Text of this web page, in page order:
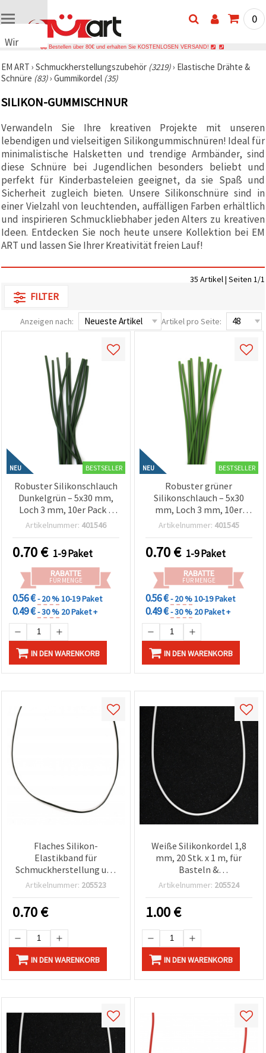
Wir
Cookies
🍪 Wir
Cookies
ähnliche
Technologien,
um das
ordnungsgemäße
Funktionieren
der Website
sicherzustellen,
Ihr
Nutzungserlebnis
zu
verbessern
und, mit
Ihrer
Einwilligung,
Datenverkehr
sowie
relevantere
Werbung
anzuzeigen,
ablehnen
oder Ihre
Auswahl in
Einstellungen
individuell
festlegen.
Einwilligung
können Sie
jederzeit
ändern
widerrufen.
Impressum
Datenschutzerklärung
Cookie-
Richtlinie
Alle
akzeptieren
Einstellungen
0
Bestellen über 80€ und erhalten Sie KOSTENLOSEN VERSAND!
EM ART › Schmuckherstellungszubehör (3219)› Elastische Drähte &
Schnüre (83)› Gummikordel (35)
SILIKON-GUMMISCHNUR
Verwandeln Sie Ihre kreativen Projekte mit unseren
lebendigen und vielseitigen Silikongummischnüren! Ideal für
minimalistische Halsketten und trendige Armbänder, sind
diese Schnüre bei Jugendlichen besonders beliebt und
perfekt für Kinderbasteleien geeignet, da sie Spaß und
Sicherheit zugleich bieten. Unsere Silikonschnüre sind in
einer Vielzahl von leuchtenden, auffälligen Farben erhältlich
und inspirieren Schmuckliebhaber jeden Alters zu kreativen
Ideen. Entdecken Sie noch heute unsere Kollektion bei EM
ART und lassen Sie Ihrer Kreativität freien Lauf!
35 Artikel | Seiten 1/1
FILTER
Anzeigen nach: Artikel pro Seite:
NEU BESTSELLER
Robuster Silikonschlauch
Dunkelgrün – 5x30 mm,
Loch 3 mm, 10er Pack –
ideal für Schmuck
kreative Bastelprojekte
Artikelnummer: 401546
0.70€ 1-9 Paket
RABATTE
FÜR MENGE
0.56 €- 20 %10-19 Paket
0.49 €- 30 % 20 Paket +
IN DEN WARENKORB
NEU BESTSELLER
Robuster grüner
Silikonschlauch – 5x30
mm, Loch 3 mm, 10er
Pack – ideal für Schmuck
Bastelarbeiten
Artikelnummer: 401545
0.70€ 1-9 Paket
RABATTE
FÜR MENGE
0.56 €- 20 %10-19 Paket
0.49 €- 30 % 20 Paket +
IN DEN WARENKORB
Flaches Silikon-
Elastikband für
Schmuckherstellung und
Basteln, Schwarz, 2 × 0,8
Artikelnummer: 205523
0.70€
IN DEN WARENKORB
Weiße Silikonkordel 1,8
mm, 20 Stk. x 1 m, für
Basteln &
Schmuckherstellung
Artikelnummer: 205524
1.00€
IN DEN WARENKORB